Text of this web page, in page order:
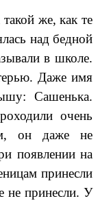
же, как те
над бедной
в школе.
Даже имя
Сашенька.
очень
он даже не
появлении на
принесли
не принесли. У